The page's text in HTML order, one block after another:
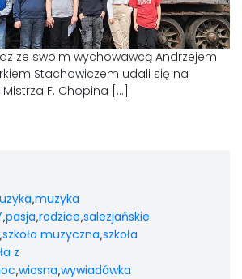
ze swoim wychowawcą Andrzejem
Stachowiczem udali się na
F. Chopina […]
,muzyka
,pasja,rodzice,salezjańskie
,szkoła muzyczna,szkoła
z
,wiosna,wywiadówka